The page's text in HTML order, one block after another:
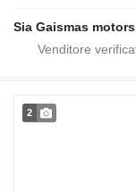
Sia Gaismas motors
2